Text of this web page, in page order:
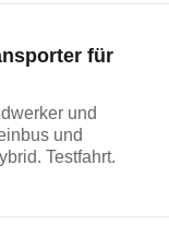
für
und
und
Testfahrt.